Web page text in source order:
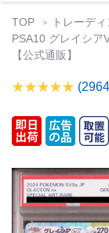
TOP トレーデ
PSA10 グレイシア
【公式通販】